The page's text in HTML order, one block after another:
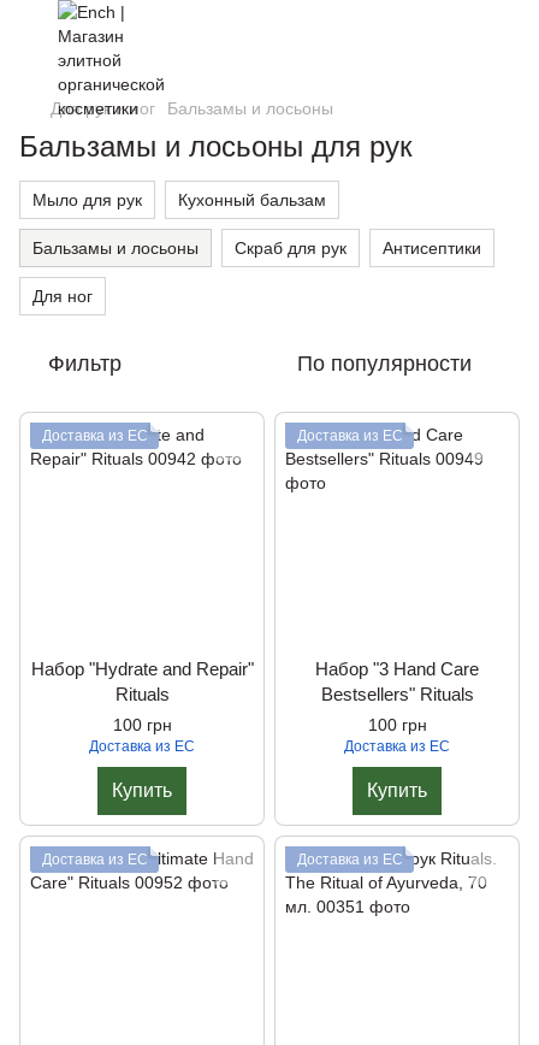
Для рук и ног Бальзамы и лосьоны
Бальзамы и лосьоны для рук
Мыло для рук Кухонный бальзам
Бальзамы и лосьоны Скраб для рук Антисептики
Для ног
Фильтр По популярности
Доставка из ЕС
Набор "Hydrate and Repair"
Rituals
100 грн
Доставка из ЕС
Купить
Доставка из ЕС
Набор "3 Hand Care
Bestsellers" Rituals
100 грн
Доставка из ЕС
Купить
Доставка из ЕС Доставка из ЕС